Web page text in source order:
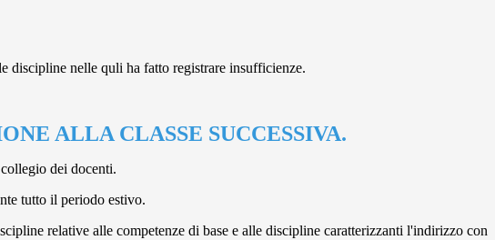
nelle quli ha fatto registrare insufficienze.
ALLA CLASSE SUCCESSIVA.
dei docenti.
tutto il periodo estivo.
relative alle competenze di base e alle discipline caratterizzanti l'indirizzo con